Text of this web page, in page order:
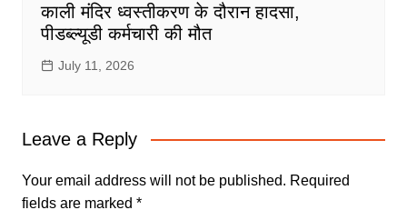
काली मंदिर ध्वस्तीकरण के दौरान हादसा,
पीडब्ल्यूडी कर्मचारी की मौत
July 11, 2026
Leave a Reply
Your email address will not be published. Required
fields are marked *